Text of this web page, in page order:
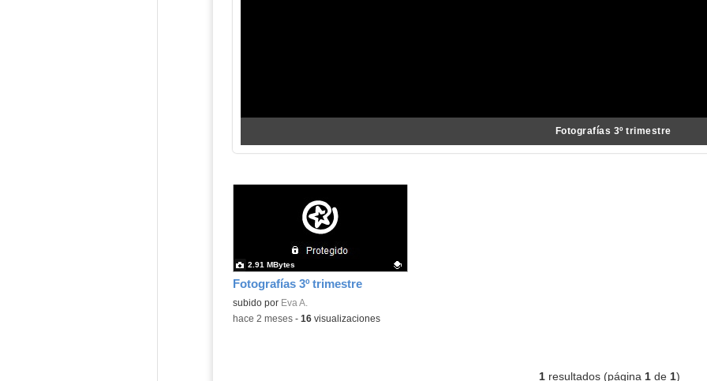
Fotografías 3º trimestre
Fotografías 3º trimestre
Contenido educativo.
subido por Eva A.
2.91 MBytes
-hace 2 meses- 16visualizaciones
1resultados (página 1de 1)